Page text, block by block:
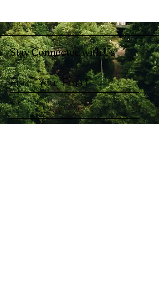
Stay Connected with Us
Enter Your Email